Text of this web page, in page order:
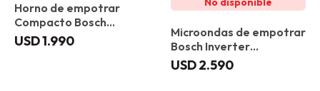
Horno de empotrar
Compacto Bosch
CBG7341B1
USD1.990
Microondas de empotrar
Bosch Inverter
CEG732XB1 Gourmet
USD2.590